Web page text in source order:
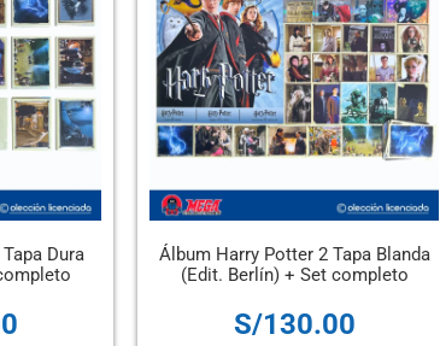
Dura
Álbum Harry Potter 2 Tapa Blanda
(Edit. Berlín) + Set completo
S/130.00